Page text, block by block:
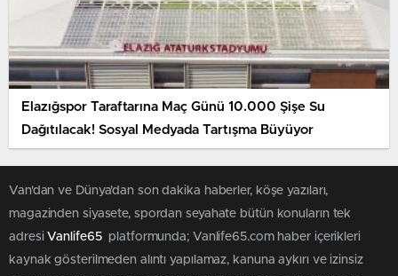
Elazığspor Taraftarına Maç Günü 10.000 Şişe Su
Dağıtılacak! Sosyal Medyada Tartışma Büyüyor
Van'dan ve Dünya’dan son dakika haberler, köşe yazıları,
magazinden siyasete, spordan seyahate bütün konuların tek
adresi Vanlife65 platformunda; Vanlife65.com haber içerikleri
kaynak gösterilmeden alıntı yapılamaz, kanuna aykırı ve izinsiz